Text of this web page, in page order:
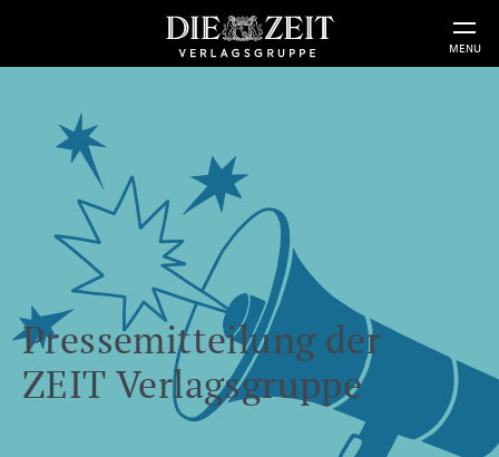
MENU
Pressemitteilung der
ZEIT Verlagsgruppe